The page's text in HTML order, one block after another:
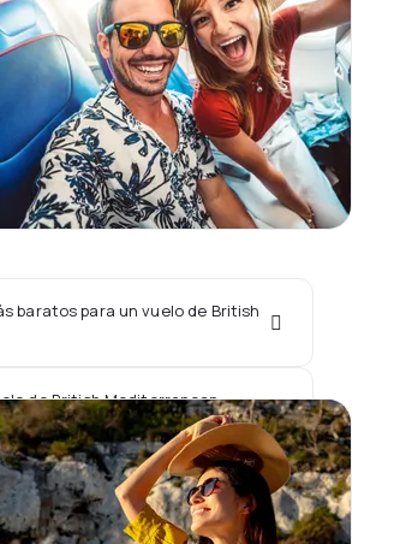
baratos para un vuelo de British
de British Mediterranean